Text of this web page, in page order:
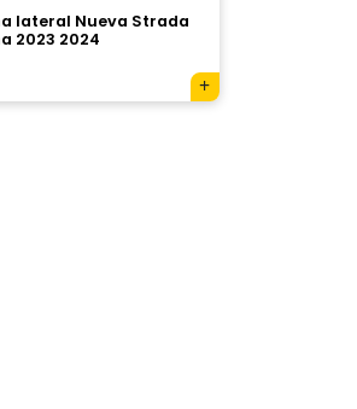
lateral Nueva Strada
2023 2024